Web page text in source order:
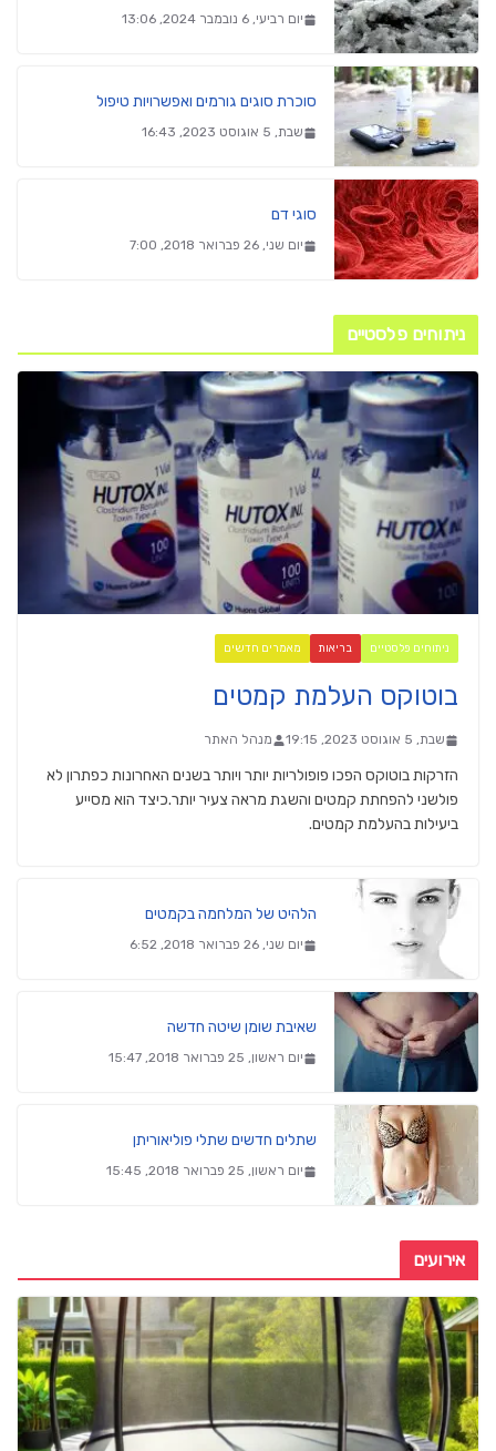
יום רביעי, 6 נובמבר 2024, 13:06
סוכרת סוגים גורמים ואפשרויות טיפול
שבת, 5 אוגוסט 2023, 16:43
סוגי דם
יום שני, 26 פברואר 2018, 7:00
ניתוחים פלסטיים
ניתוחים פלסטיים בריאות מאמרים חדשים
בוטוקס העלמת קמטים
שבת, 5 אוגוסט 2023, 19:15 מנהל האתר
הזרקות בוטוקס הפכו פופולריות יותר ויותר בשנים האחרונות כפתרון לא
פולשני להפחתת קמטים והשגת מראה צעיר יותר.כיצד הוא מסייע
ביעילות בהעלמת קמטים.
הלהיט של המלחמה בקמטים
יום שני, 26 פברואר 2018, 6:52
שאיבת שומן שיטה חדשה
יום ראשון, 25 פברואר 2018, 15:47
שתלים חדשים שתלי פוליאוריתן
יום ראשון, 25 פברואר 2018, 15:45
אירועים